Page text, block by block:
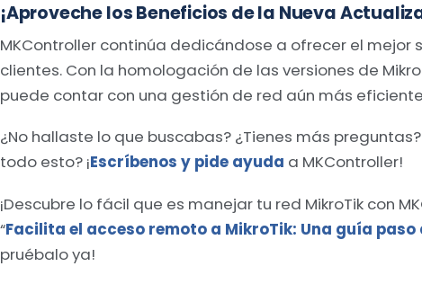
¡Aproveche los Beneficios de la Nueva
MKController continúa dedicándose a ofrecer el mejor
clientes. Con la homologación de las versiones de
puede contar con una gestión de red aún más
¿No hallaste lo que buscabas? ¿Tienes más
todo esto? ¡Escríbenos y pide ayuda a MKController!
¡Descubre lo fácil que es manejar tu red MikroTik con
“Facilita el acceso remoto a MikroTik: Una guía
pruébalo ya!